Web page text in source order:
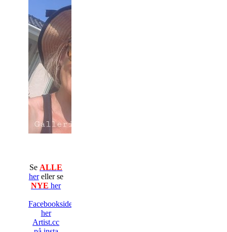
Se ALLE
hereller se
NYE her
Facebooksiden
her
Artist.cc